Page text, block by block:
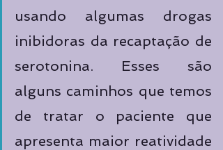
usando algumas drogas
inibidoras da recaptação de
serotonina. Esses são
alguns caminhos que temos
de tratar o paciente que
apresenta maior reatividade